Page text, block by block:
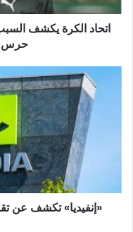
حكام
مباراة
وسبورتنج
اتحاد الكرة يكشف
حرس
«إنفيديا»
تكشف
مسرعات
الاصطناعي
«إنفيديا» تكشف عن